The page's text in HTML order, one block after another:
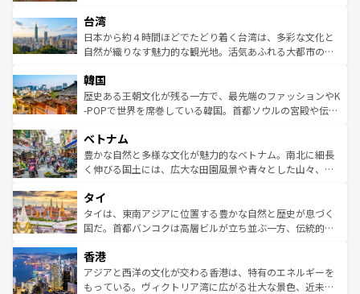
ならではの贅沢な旅のスタイルだ。 なお、新着のアメリカ
情報はコンテンツ一覧を参照してほしい。
れるおもてなしの心で訪れる人々を迎えてくれるハワイの
人々、おいしいローカルフードやハワイアンミュージッ
ク、伝統的なフラダンスなど、すべてがハワイの魅力を彩
ワイを、存分に味わってほしい。 なお、新着のハワイ情報
はコンテンツ一覧を参照してほしい。
リアリーフや大陸中央部にそびえるウルル（エアーズロッ
ク）、タスマニアの美しい原生林やケアンズの熱帯雨林な
ど、見どころがたくさん。また、カフェやワイン、オージ
いる。アクティビティも充実しており、サーフィンやダイ
ビング、ハイキングなど、アウトドア好きにはたまらな
い。オーストラリアの多彩な魅力を存分に味わいつくそ
参照してほしい。
台湾
日本から約４時間ほどでたどり着く台湾は、多彩な文化と
自然が織りなす魅力的な観光地。活気あふれる大都市の台
ン）、静ひつな山岳地帯である台湾東部など、都市の喧騒
と山間の静けさが共存しており、訪れる人に新しい発見と
驚きをもたらしてくれる。また、奥深い台湾の食文化も魅
容にもいいと評判のスイーツなど、バラエティ豊かな料理
が味わえる。 なお、新着の台湾情報は コンテンツ一覧を参
照してほしい。
韓国
歴史ある王朝文化が残る一方で、最先端のファッションやK
-POPで世界を席巻している韓国。首都ソウルの宮殿や伝統
き、地方に足を延ばせば四季折々の自然美を楽しむことが
できる。そして、キムチや焼肉、絶品のストリートフード
まで、さまざまな韓国料理が待っている。夜には、韓国な
リティに包まれながら、韓国の多彩な魅力を心ゆくまで味
わってみてほしい。 なお、新着の韓国情報はコンテンツ一
覧を参照してほしい。
ベトナム
豊かな自然と多様な文化が魅力的なベトナム。南北に細長
く伸びる国土には、広大な田園風景や青々とした山々、世
急速な発展と共に伝統が息づく。ハノイの古い町並みやホ
ーチミン市のフランス統治時代の建物も、独特の雰囲気を
醸し出している。また、バラエティの豊かさとおいしさで
とつ。フォーやバインミー、ベトナムコーヒーなどは、ぜ
ひ現地で味わいたい。どの地域を訪れてもあたたかい人々
が旅行者を迎えてくれるので、きっと忘れられない旅にな
タイ
タイは、東南アジアに位置する豊かな自然と歴史が息づく
国だ。首都バンコクは高層ビルが立ち並ぶ一方、伝統的な
の活気が交差している。北部ではチェンマイなどの山岳地
帯で自然と触れ合い、南部ではプーケットやクラビの美し
いビーチでリゾート気分を楽しむことができる。タイ料理
香港
アジアと西洋の文化が交わる香港は、特有のエネルギーを
もっている。ヴィクトリア湾に広がる壮大な景色、近未来